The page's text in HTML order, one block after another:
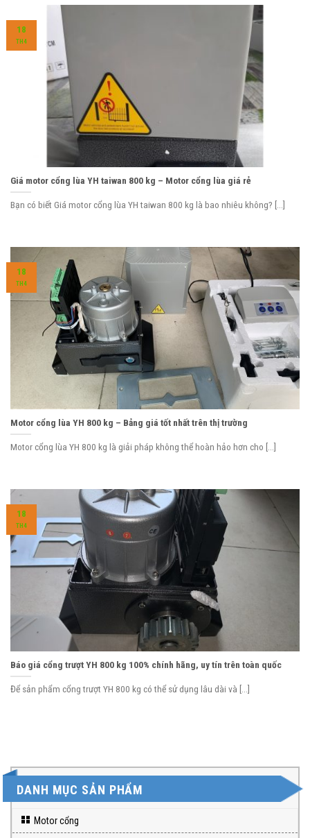
Giá motor cổng lùa YH taiwan 800 kg – Motor cổng lùa giá rẻ
Bạn có biết Giá motor cổng lùa YH taiwan 800 kg là bao nhiêu không? [...]
18
TH4
Motor cổng lùa YH 800 kg – Bảng giá tốt nhất trên thị trường
Motor cổng lùa YH 800 kg là giải pháp không thể hoàn hảo hơn cho [...]
18
TH4
Báo giá cổng trượt YH 800 kg 100% chính hãng, uy tín trên toàn quốc
Để sản phẩm cổng trượt YH 800 kg có thể sử dụng lâu dài và [...]
18
TH4
DANH MỤC SẢN PHẨM
Motor cổng